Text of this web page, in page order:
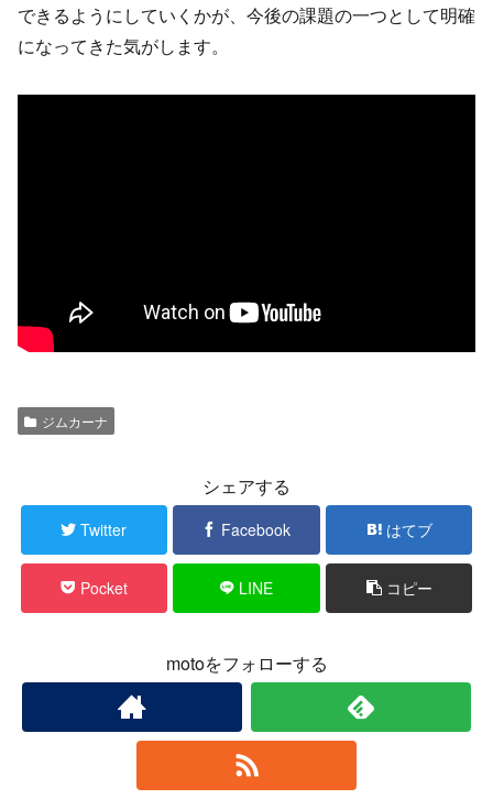
できるようにしていくかが、今後の課題の一つとして明確
になってきた気がします。
ジムカーナ
シェアする
Twitter Facebook はてブ
Pocket LINE コピー
motoをフォローする